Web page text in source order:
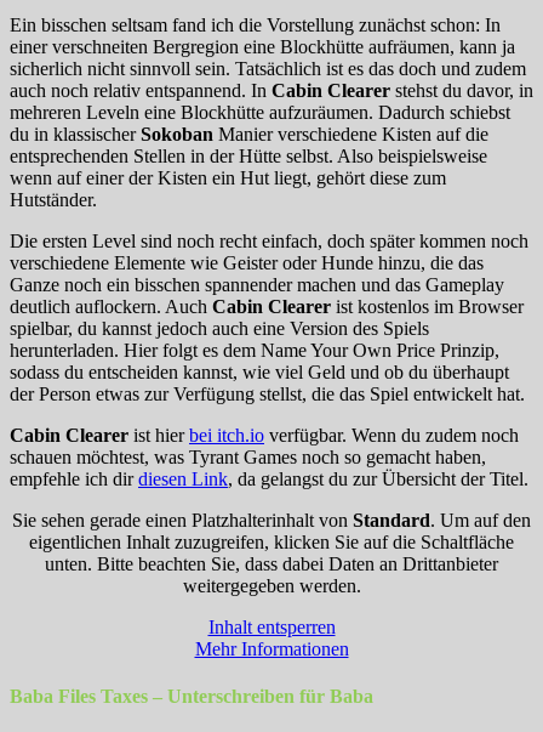
Ein bisschen seltsam fand ich die Vorstellung zunächst schon: In
einer verschneiten Bergregion eine Blockhütte aufräumen, kann ja
sicherlich nicht sinnvoll sein. Tatsächlich ist es das doch und zudem
auch noch relativ entspannend. In Cabin Clearer stehst du davor, in
mehreren Leveln eine Blockhütte aufzuräumen. Dadurch schiebst
du in klassischerSokoban Manier verschiedene Kisten auf die
entsprechenden Stellen in der Hütte selbst. Also beispielsweise
wenn auf einer der Kisten ein Hut liegt, gehört diese zum
Hutständer.
Die ersten Level sind noch recht einfach, doch später kommen noch
verschiedene Elemente wie Geister oder Hunde hinzu, die das
Ganze noch ein bisschen spannender machen und das Gameplay
deutlich auflockern. Auch Cabin Clearer ist kostenlos im Browser
spielbar, du kannst jedoch auch eine Version des Spiels
herunterladen. Hier folgt es dem Name Your Own Price Prinzip,
sodass du entscheiden kannst, wie viel Geld und ob du überhaupt
der Person etwas zur Verfügung stellst, die das Spiel entwickelt hat.
Cabin Clearer ist hierbei itch.io verfügbar. Wenn du zudem noch
schauen möchtest, was Tyrant Games noch so gemacht haben,
empfehle ich dirdiesen Link, da gelangst du zur Übersicht der Titel.
Sie sehen gerade einen Platzhalterinhalt von Standard. Um auf den
eigentlichen Inhalt zuzugreifen, klicken Sie auf die Schaltfläche
unten. Bitte beachten Sie, dass dabei Daten an Drittanbieter
weitergegeben werden.
Inhalt entsperren
Mehr Informationen
Baba Files Taxes – Unterschreiben für Baba